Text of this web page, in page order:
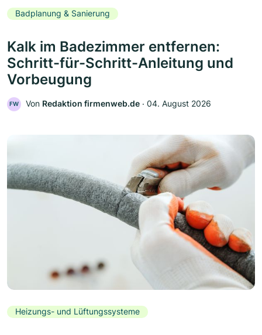
Badplanung & Sanierung
Kalk im Badezimmer entfernen:
Schritt-für-Schritt-Anleitung und
Vorbeugung
FW Von Redaktion firmenweb.de ‧ 04. August 2026
Heizungs- und Lüftungssysteme